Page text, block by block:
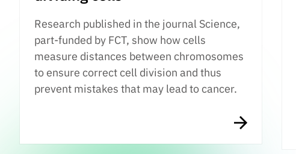
Research published in the journal Science,
part-funded by FCT, show how cells
measure distances between chromosomes
to ensure correct cell division and thus
prevent mistakes that may lead to cancer.